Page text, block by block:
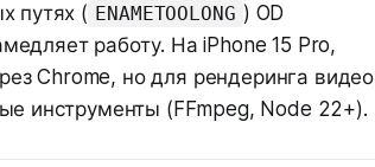
путях ( ENAMETOOLONG ) OD
работу. На iPhone 15 Pro,
Chrome, но для рендеринга видео
инструменты (FFmpeg, Node 22+).